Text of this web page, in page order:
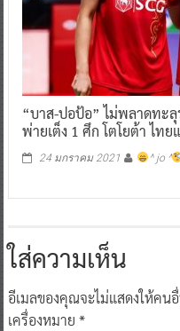
“บาส-ปอป้อ” ไม่พลาดทะลุ
พ่ายเต็ง 1 ศึก โตโยต้า ไทย
24 มกราคม 2021 ^ jo ^
ใส่ความเห็น
อีเมลของคุณจะไม่แสดงให้คน
เครื่องหมาย *